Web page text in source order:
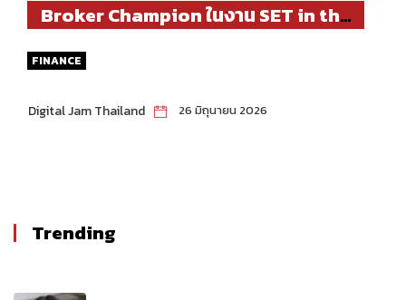
Broker Champion ในงาน SET in the
City 2026 ตอกย้ำความสำเร็จด้านการ
FINANCE
Digital Jam Thailand 26 มิถุนายน 2026
Trending